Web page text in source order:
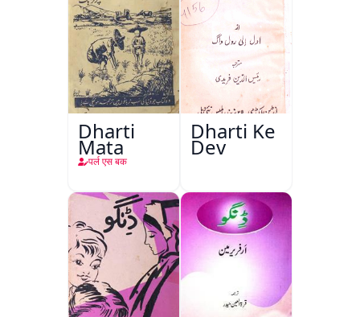
Dharti
Mata
पर्ल एस बक
Dharti Ke
Dev